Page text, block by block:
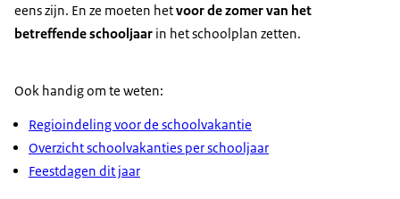
eens zijn. En ze moeten hetvoor de zomer van het
betreffende schooljaar in het schoolplan zetten.
Ook handig om te weten:
Regioindeling voor de schoolvakantie
Overzicht schoolvakanties per schooljaar
Feestdagen dit jaar